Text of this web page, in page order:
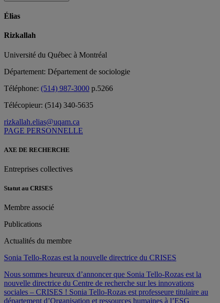
Élias
Rizkallah
Université du Québec à Montréal
Département: Département de sociologie
Téléphone: (514) 987-3000 p.5266
Télécopieur: (514) 340-5635
rizkallah.elias@uqam.ca
PAGE PERSONNELLE
AXE DE RECHERCHE
Entreprises collectives
Statut au CRISES
Membre associé
Publications
Actualités du membre
Sonia Tello-Rozas est la nouvelle directrice du CRISES
Nous sommes heureux d’annoncer que Sonia Tello-Rozas est la
nouvelle directrice du Centre de recherche sur les innovations
sociales – CRISES ! Sonia Tello-Rozas est professeure titulaire au
département d’Organisation et ressources humaines à l’ESG